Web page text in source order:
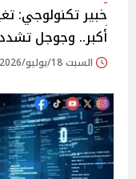
خبير تكنولوجي:
أكبر.. وجوجل
السبت 18/يوليو/2026 - 05:31 م